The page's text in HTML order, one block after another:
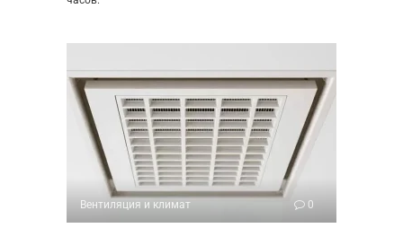
Вентиляция и климат 0